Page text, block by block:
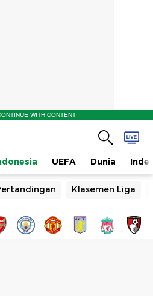
WITH CONTENT
UEFA Dunia
Klasemen Liga